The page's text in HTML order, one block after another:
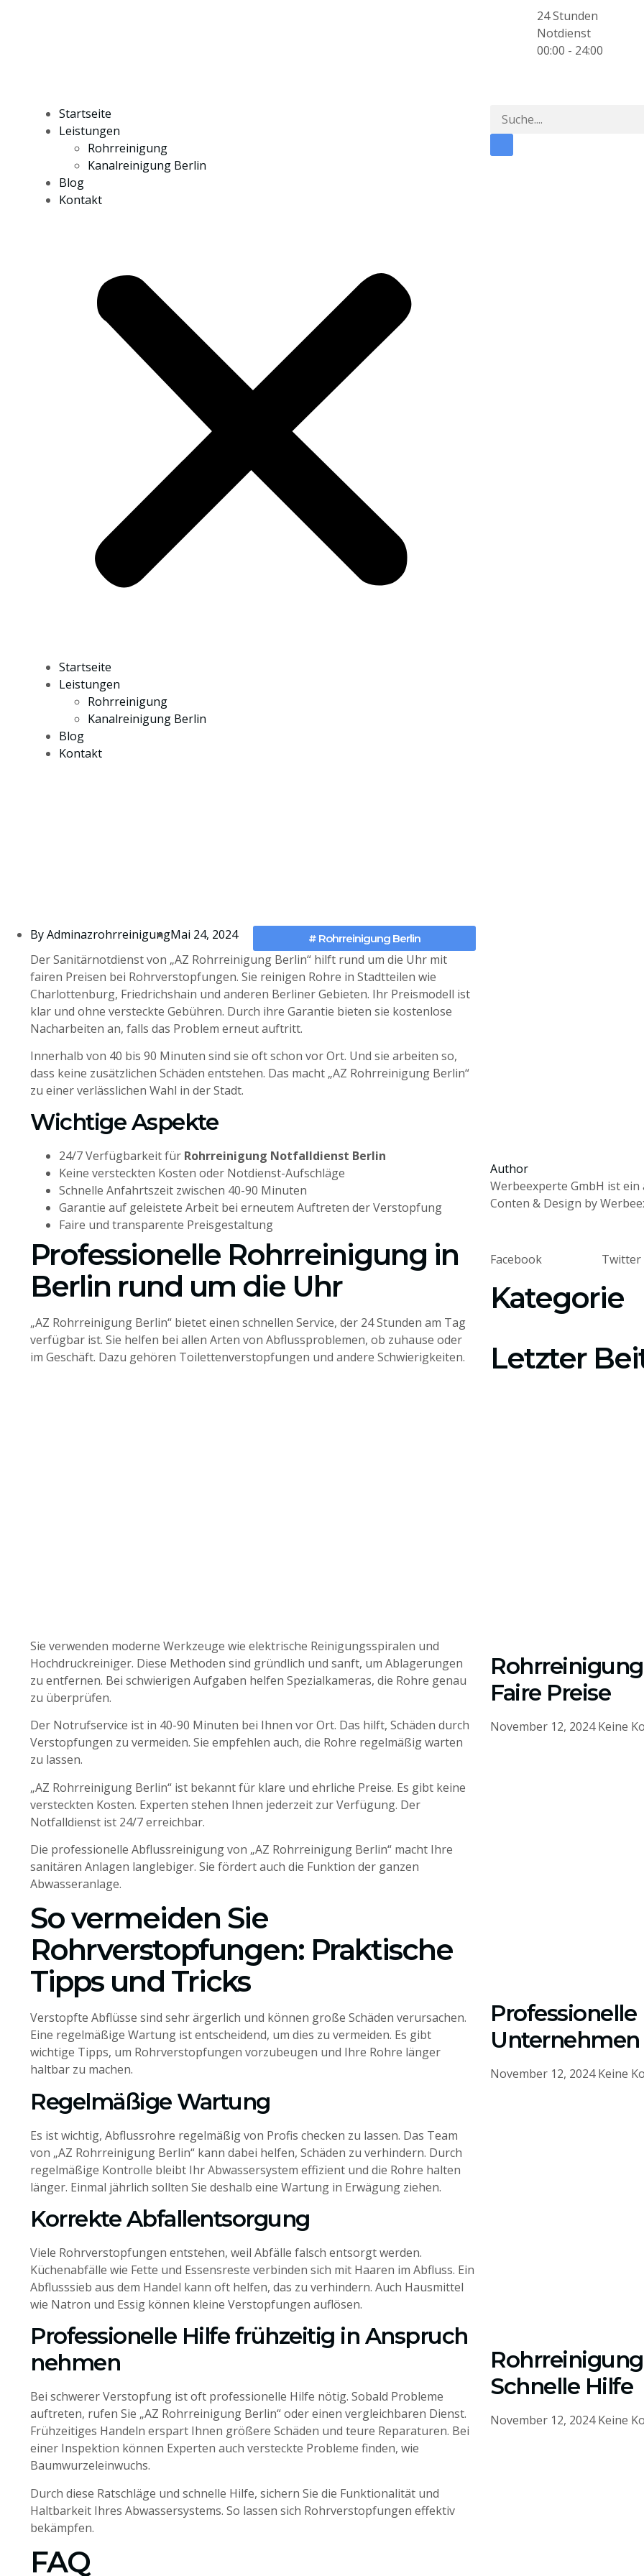
24 Stunden
Notdienst
00:00 - 24:00
Startseite
Leistungen
Rohrreinigung
Kanalreinigung Berlin
Blog
Kontakt
Startseite
Leistungen
Rohrreinigung
Kanalreinigung Berlin
Blog
Kontakt
ByAdminazrohrreinigungMai 24, 2024 # Rohrreinigung Berlin
Der Sanitärnotdienst von „AZ Rohrreinigung Berlin“ hilft rund um die Uhr mit
fairen Preisen bei Rohrverstopfungen. Sie reinigen Rohre in Stadtteilen wie
Charlottenburg, Friedrichshain und anderen Berliner Gebieten. Ihr Preismodell ist
klar und ohne versteckte Gebühren. Durch ihre Garantie bieten sie kostenlose
Nacharbeiten an, falls das Problem erneut auftritt.
Innerhalb von 40 bis 90 Minuten sind sie oft schon vor Ort. Und sie arbeiten so,
dass keine zusätzlichen Schäden entstehen. Das macht „AZ Rohrreinigung Berlin“
zu einer verlässlichen Wahl in der Stadt.
Wichtige Aspekte
24/7 Verfügbarkeit für Rohrreinigung Notfalldienst Berlin
Keine versteckten Kosten oder Notdienst-Aufschläge
Schnelle Anfahrtszeit zwischen 40-90 Minuten
Garantie auf geleistete Arbeit bei erneutem Auftreten der Verstopfung
Faire und transparente Preisgestaltung
Professionelle Rohrreinigung in
Berlin rund um die Uhr
„AZ Rohrreinigung Berlin“ bietet einen schnellen Service, der 24 Stunden am Tag
verfügbar ist. Sie helfen bei allen Arten von Abflussproblemen, ob zuhause oder
im Geschäft. Dazu gehören Toilettenverstopfungen und andere Schwierigkeiten.
Sie verwenden moderne Werkzeuge wie elektrische Reinigungsspiralen und
Hochdruckreiniger. Diese Methoden sind gründlich und sanft, um Ablagerungen
zu entfernen. Bei schwierigen Aufgaben helfen Spezialkameras, die Rohre genau
zu überprüfen.
Der Notrufservice ist in 40-90 Minuten bei Ihnen vor Ort. Das hilft, Schäden durch
Verstopfungen zu vermeiden. Sie empfehlen auch, die Rohre regelmäßig warten
zu lassen.
„AZ Rohrreinigung Berlin“ ist bekannt für klare und ehrliche Preise. Es gibt keine
versteckten Kosten. Experten stehen Ihnen jederzeit zur Verfügung. Der
Notfalldienst ist 24/7 erreichbar.
Die professionelle Abflussreinigung von „AZ Rohrreinigung Berlin“ macht Ihre
sanitären Anlagen langlebiger. Sie fördert auch die Funktion der ganzen
Abwasseranlage.
So vermeiden Sie
Rohrverstopfungen: Praktische
Tipps und Tricks
Verstopfte Abflüsse sind sehr ärgerlich und können große Schäden verursachen.
Eine regelmäßige Wartung ist entscheidend, um dies zu vermeiden. Es gibt
wichtige Tipps, um Rohrverstopfungen vorzubeugen und Ihre Rohre länger
haltbar zu machen.
Regelmäßige Wartung
Es ist wichtig, Abflussrohre regelmäßig von Profis checken zu lassen. Das Team
von „AZ Rohrreinigung Berlin“ kann dabei helfen, Schäden zu verhindern. Durch
regelmäßige Kontrolle bleibt Ihr Abwassersystem effizient und die Rohre halten
länger. Einmal jährlich sollten Sie deshalb eine Wartung in Erwägung ziehen.
Korrekte Abfallentsorgung
Viele Rohrverstopfungen entstehen, weil Abfälle falsch entsorgt werden.
Küchenabfälle wie Fette und Essensreste verbinden sich mit Haaren im Abfluss. Ein
Abflusssieb aus dem Handel kann oft helfen, das zu verhindern. Auch Hausmittel
wie Natron und Essig können kleine Verstopfungen auflösen.
Professionelle Hilfe frühzeitig in Anspruch
nehmen
Bei schwerer Verstopfung ist oft professionelle Hilfe nötig. Sobald Probleme
auftreten, rufen Sie „AZ Rohrreinigung Berlin“ oder einen vergleichbaren Dienst.
Frühzeitiges Handeln erspart Ihnen größere Schäden und teure Reparaturen. Bei
einer Inspektion können Experten auch versteckte Probleme finden, wie
Baumwurzeleinwuchs.
Durch diese Ratschläge und schnelle Hilfe, sichern Sie die Funktionalität und
Haltbarkeit Ihres Abwassersystems. So lassen sich Rohrverstopfungen effektiv
bekämpfen.
FAQ
Author
Werbeexperte GmbH ist
Conten & Design by
Facebook Twitter
Kategorie
Letzter
Faire Preise
November 12, 2024Keine
November 12, 2024Keine
Schnelle Hilfe
November 12, 2024Keine